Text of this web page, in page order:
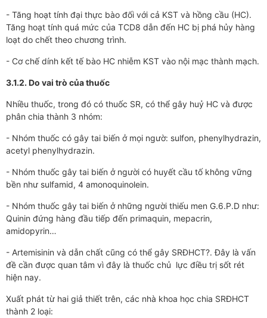
- Tăng hoạt tính đại thực bào đối với cả KST và hồng cầu (HC).
Tăng hoạt tính quá mức của TCD8 dẫn đến HC bị phá hủy hàng
loạt do chết theo chương trình.
- Cơ chế dính kết tế bào HC nhiễm KST vào nội mạc thành mạch.
3.1.2. Do vai trò của thuốc
Nhiều thuốc, trong đó có thuốc SR, có thể gây huỷ HC và được
phân chia thành 3 nhóm:
- Nhóm thuốc có gây tai biến ở mọi ngườ: sulfon, phenylhydrazin,
acetyl phenylhydrazin.
- Nhóm thuốc gây tai biến ở người có huyết cầu tố không vững
bền như sulfamid, 4 amonoquinolein.
- Nhóm thuốc gây tai biến ở những người thiếu men G.6.P.D như:
Quinin đứng hàng đầu tiếp đến primaquin, mepacrin,
amidopyrin…
- Artemisinin và dẫn chất cũng có thể gây SRĐHCT?. Đây là vấn
đề cần được quan tâm vì đây là thuốc chủ lực điều trị sốt rét
hiện nay.
Xuất phát từ hai giả thiết trên, các nhà khoa học chia SRĐHCT
thành 2 loại: